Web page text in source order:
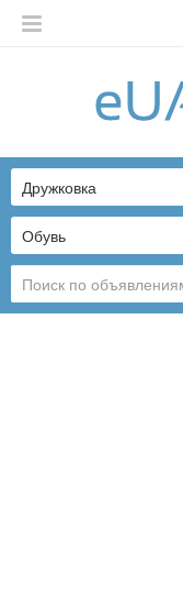
Українська
Обувь
Дружковка